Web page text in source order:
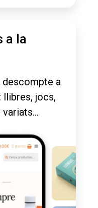
a la
descompte a
llibres, jocs,